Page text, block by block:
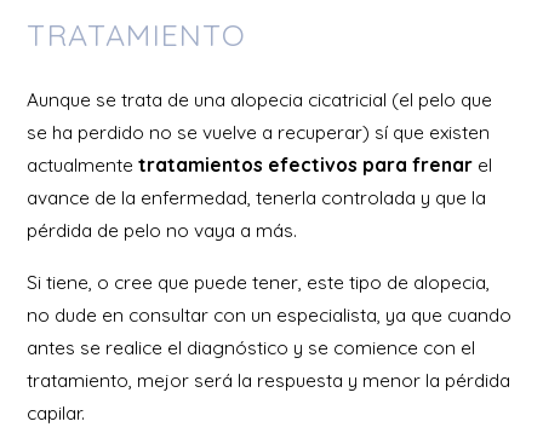
TRATAMIENTO
Aunque se trata de una alopecia cicatricial (el pelo que
se ha perdido no se vuelve a recuperar) sí que existen
actualmentetratamientos efectivos para frenar el
avance de la enfermedad, tenerla controlada y que la
pérdida de pelo no vaya a más.
Si tiene, o cree que puede tener, este tipo de alopecia,
no dude en consultar con un especialista, ya que cuando
antes se realice el diagnóstico y se comience con el
tratamiento, mejor será la respuesta y menor la pérdida
capilar.